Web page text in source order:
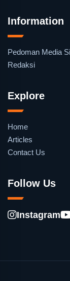
Information
Pedoman Media
Redaksi
Explore
Home
Articles
Contact Us
Follow Us
Instagram